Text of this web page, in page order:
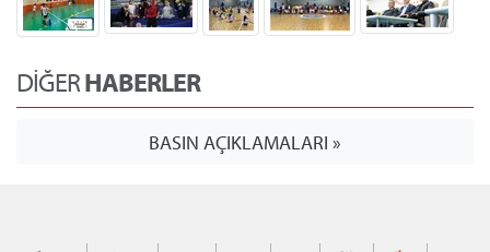
DİĞERHABERLER
BASIN AÇIKLAMALARI »